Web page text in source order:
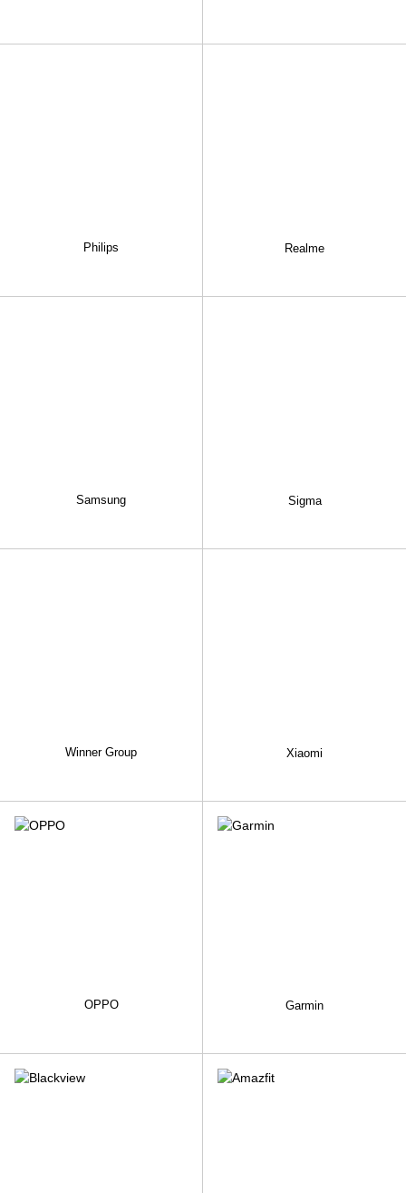
Philips Realme
Samsung Sigma
Winner Group Xiaomi
OPPO Garmin